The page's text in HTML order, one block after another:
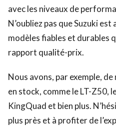
avec les niveaux de
N’oubliez pas que Suzuki est
modèles fiables et durables
rapport qualité-prix.
Nous avons, par exemple,
en stock, comme le LT-Z50,
KingQuad et bien plus.
plus près et à profiter de